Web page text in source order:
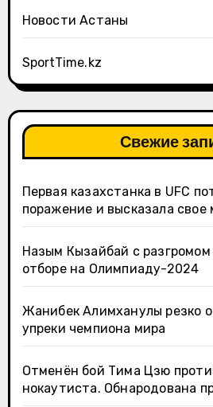
Новости Астаны
SportTime.kz
Свежие
Первая казахстанка в UFC
поражение и высказала свое
Назым Кызайбай с
отборе на Олимпиаду-2024
Жанибек Алимханулы резко
упреки чемпиона мира
Отменён бой Тима Цзю
нокаутиста. Обнародована